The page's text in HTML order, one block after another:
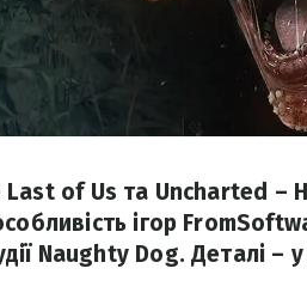
of Us та Uncharted –
ігор
Naughty Dog. Деталі – у